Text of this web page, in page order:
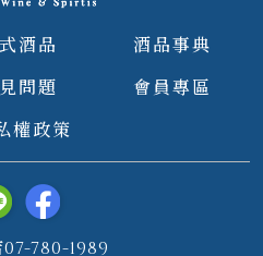
酒品
酒品事典
問題
會員專區
權政策
780-1989